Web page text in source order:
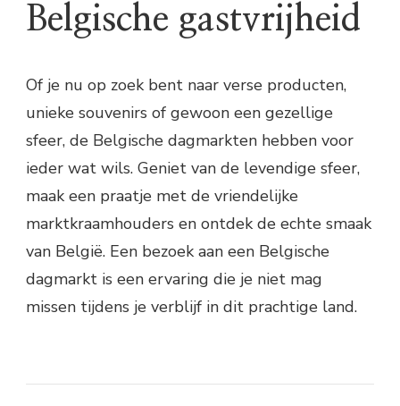
Belgische gastvrijheid
Of je nu op zoek bent naar verse producten,
unieke souvenirs of gewoon een gezellige
sfeer, de Belgische dagmarkten hebben voor
ieder wat wils. Geniet van de levendige sfeer,
maak een praatje met de vriendelijke
marktkraamhouders en ontdek de echte smaak
van België. Een bezoek aan een Belgische
dagmarkt is een ervaring die je niet mag
missen tijdens je verblijf in dit prachtige land.